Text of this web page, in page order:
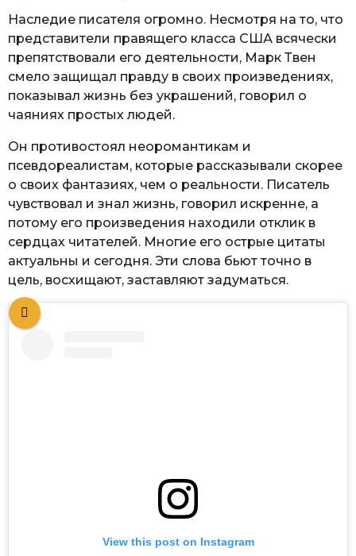
Наследие писателя огромно. Несмотря на то, что
представители правящего класса США всячески
препятствовали его деятельности, Марк Твен
смело защищал правду в своих произведениях,
показывал жизнь без украшений, говорил о
чаяниях простых людей.
Он противостоял неоромантикам и
псевдореалистам, которые рассказывали скорее
о своих фантазиях, чем о реальности. Писатель
чувствовал и знал жизнь, говорил искренне, а
потому его произведения находили отклик в
сердцах читателей. Многие его острые цитаты
актуальны и сегодня. Эти слова бьют точно в
цель, восхищают, заставляют задуматься.
View this post on Instagram